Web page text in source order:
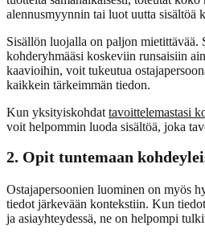
alennusmyynnin tai luot uutta sisältöä
Sisällön luojalla on paljon mietittävää.
kohderyhmääsi koskeviin runsaisiin
kaavioihin, voit tukeutua
kaikkein tärkeimmän tiedon.
Kun yksityiskohdat tavoittelemastasi
voit helpommin luoda sisältöä, joka
2. Opit tuntemaan
Ostajapersoonien luominen on myös
tiedot järkevään kontekstiin. Kun
ja asiayhteydessä, ne on helpompi